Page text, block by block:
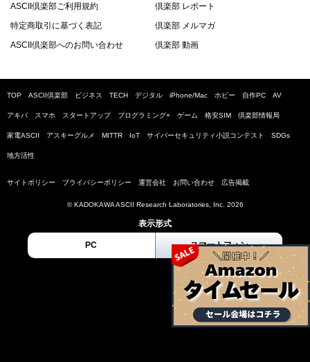
ASCII倶楽部ご利用規約
特定商取引に基づく表記
ASCII倶楽部へのお問い合わせ
倶楽部 レポート
倶楽部 メルマガ
倶楽部 動画
TOP ASCII倶楽部 ビジネス TECH デジタル iPhone/Mac ホビー 自作PC AV
アキバ スマホ スタートアップ プログラミング+ ゲーム 格安SIM 倶楽部情報局
家電ASCII アスキーグルメ MITTR IoT サイバーセキュリティ小説コンテスト SDGs
地方活性
サイトポリシー プライバシーポリシー 運営会社 お問い合わせ 広告掲載
© KADOKAWA ASCII Research Laboratories, Inc. 2026
表示形式
PC スマートフォン